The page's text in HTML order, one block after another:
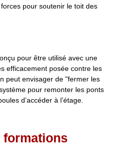
pour soutenir le toit des
pour être utilisé avec une
efficacement posée contre les
peut envisager de "fermer les
pour remonter les ponts
d’accéder à l’étage.
formations